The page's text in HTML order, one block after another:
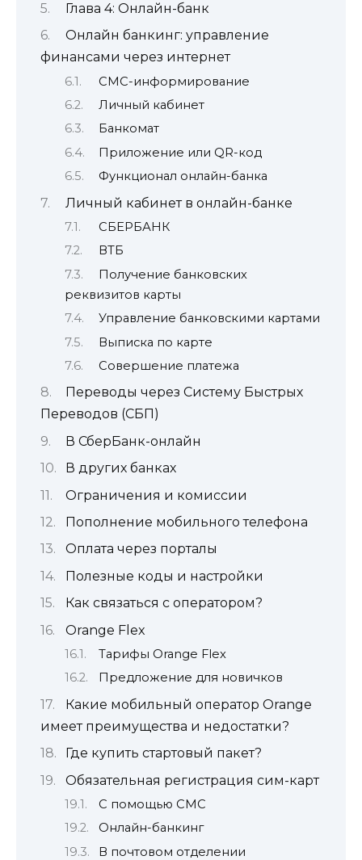
Глава 4: Онлайн-банк
Онлайн банкинг: управление
финансами через интернет
СМС-информирование
Личный кабинет
Банкомат
Приложение или QR-код
Функционал онлайн-банка
Личный кабинет в онлайн-банке
СБЕРБАНК
ВТБ
Получение банковских
реквизитов карты
Управление банковскими картами
Выписка по карте
Совершение платежа
Переводы через Систему Быстрых
Переводов (СБП)
В СберБанк-онлайн
В других банках
Ограничения и комиссии
Пополнение мобильного телефона
Оплата через порталы
Полезные коды и настройки
Как связаться с оператором?
Orange Flex
Тарифы Orange Flex
Предложение для новичков
Какие мобильный оператор Orange
имеет преимущества и недостатки?
Где купить стартовый пакет?
Обязательная регистрация сим-карт
С помощью СМС
Онлайн-банкинг
В почтовом отделении